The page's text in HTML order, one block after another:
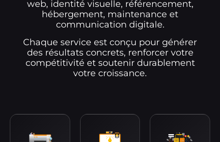
web, identité visuelle, référencement,
hébergement, maintenance et
communication digitale.
Chaque service est conçu pour générer
des résultats concrets, renforcer votre
compétitivité et soutenir durablement
votre croissance.